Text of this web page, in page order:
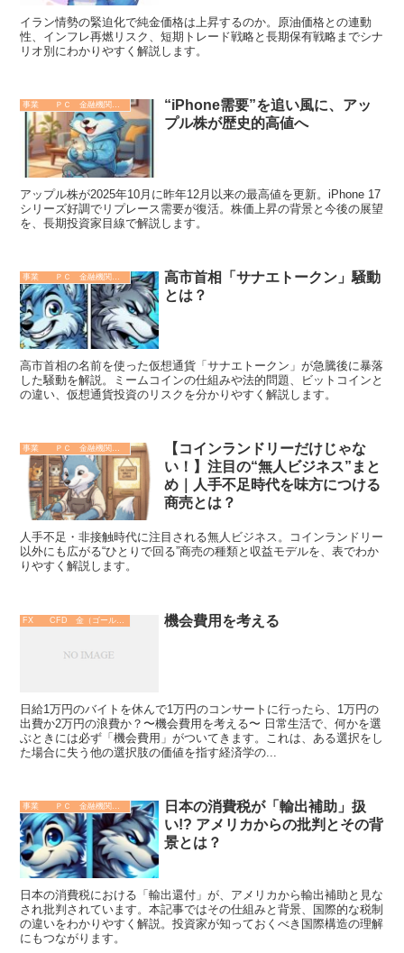
イラン情勢の緊迫化で純金価格は上昇するのか。原油価格との連動
性、インフレ再燃リスク、短期トレード戦略と長期保有戦略までシナ
リオ別にわかりやすく解説します。
事業 ＰＣ 金融機関 その他
“iPhone需要”を追い風に、アッ
プル株が歴史的高値へ
アップル株が2025年10月に昨年12月以来の最高値を更新。iPhone 17
シリーズ好調でリプレース需要が復活。株価上昇の背景と今後の展望
を、長期投資家目線で解説します。
高市首相「サナエトークン」騒動
とは？
高市首相の名前を使った仮想通貨「サナエトークン」が急騰後に暴落
した騒動を解説。ミームコインの仕組みや法的問題、ビットコインと
の違い、仮想通貨投資のリスクを分かりやすく解説します。
事業 ＰＣ 金融機関 その他
【コインランドリーだけじゃな
い！】注目の“無人ビジネス”まと
め｜人手不足時代を味方につける
商売とは？
人手不足・非接触時代に注目される無人ビジネス。コインランドリー
以外にも広がる“ひとりで回る”商売の種類と収益モデルを、表でわか
りやすく解説します。
機会費用を考える
日給1万円のバイトを休んで1万円のコンサートに行ったら、1万円の
出費か2万円の浪費か？〜機会費用を考える〜 日常生活で、何かを選
ぶときには必ず「機会費用」がついてきます。これは、ある選択をし
た場合に失う他の選択肢の価値を指す経済学の...
事業 ＰＣ 金融機関 その他
日本の消費税が「輸出補助」扱
い!? アメリカからの批判とその背
景とは？
日本の消費税における「輸出還付」が、アメリカから輸出補助と見な
され批判されています。本記事ではその仕組みと背景、国際的な税制
の違いをわかりやすく解説。投資家が知っておくべき国際構造の理解
にもつながります。